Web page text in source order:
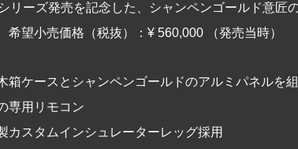
リーズ発売を記念した、シャンペンゴールド意匠
小売価格（税抜）：¥ 560,000 （発売当時）
箱ケースとシャンペンゴールドのアルミパネルを
専用リモコン
カスタムインシュレーターレッグ採用